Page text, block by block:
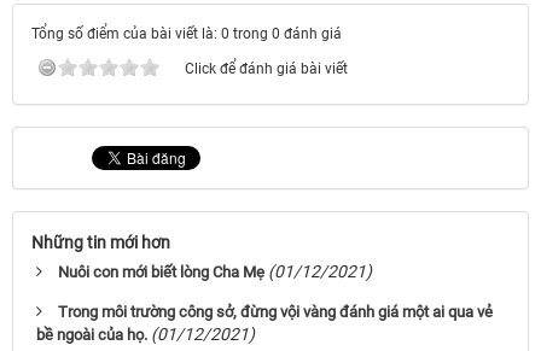
Tổng số điểm của bài viết là: 0 trong 0 đánh giá
Click để đánh giá bài viết
Những tin mới hơn
Nuôi con mới biết lòng Cha Mẹ (01/12/2021)
Trong môi trường công sở, đừng vội vàng đánh giá một ai qua vẻ
bề ngoài của họ. (01/12/2021)